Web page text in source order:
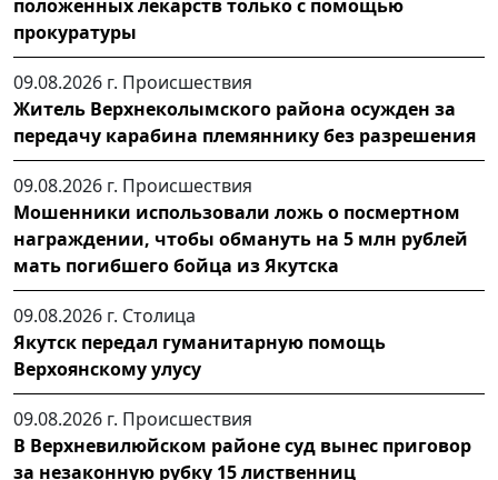
положенных лекарств только с помощью
прокуратуры
09.08.2026 г. Происшествия
Житель Верхнеколымского района осужден за
передачу карабина племяннику без разрешения
09.08.2026 г. Происшествия
Мошенники использовали ложь о посмертном
награждении, чтобы обмануть на 5 млн рублей
мать погибшего бойца из Якутска
09.08.2026 г. Столица
Якутск передал гуманитарную помощь
Верхоянскому улусу
09.08.2026 г. Происшествия
В Верхневилюйском районе суд вынес приговор
за незаконную рубку 15 лиственниц